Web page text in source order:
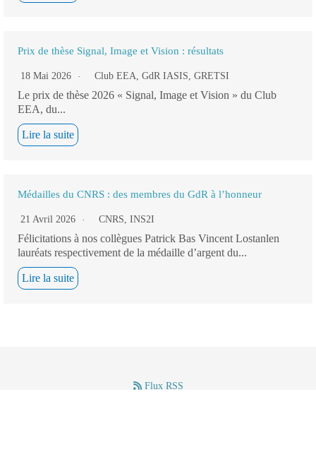
Prix de thèse Signal, Image et Vision : résultats
18 Mai 2026 Club EEA, GdR IASIS, GRETSI
Le prix de thèse 2026 « Signal, Image et Vision » du Club
EEA, du...
Lire la suite
Médailles du CNRS : des membres du GdR à l’honneur
21 Avril 2026 CNRS, INS2I
Félicitations à nos collègues Patrick Bas Vincent Lostanlen
lauréats respectivement de la médaille d’argent du...
Lire la suite
Flux RSS